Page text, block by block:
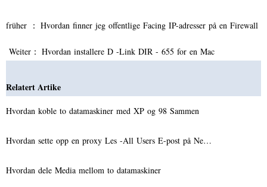
früher ： Hvordan finner jeg offentlige Facing IP-adresser på en Firewall
Weiter： Hvordan installere D -Link DIR - 655 for en Mac
Relatert Artike
Hvordan koble to datamaskiner med XP og 98 Sammen
Hvordan sette opp en proxy Les -All Users E-post på Ne…
Hvordan dele Media mellom to datamaskiner